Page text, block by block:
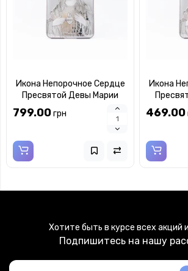
Икона Непорочное Сердце
Пресвятой Девы Марии
7х10см MB/E981/4X
799.00грн
Икона
469.00
Хотите быть в курсе всех акций
Подпишитесь на нашу